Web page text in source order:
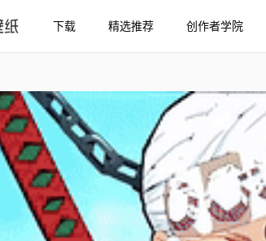
下载 精选推荐 创作者学院